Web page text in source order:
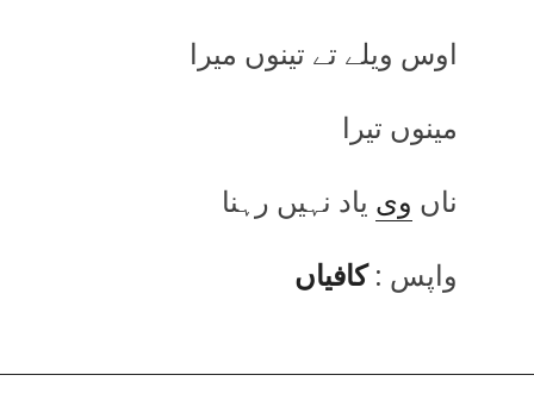
اوس ویلے تے تینوں میرا
مینوں تیرا
ناں وی یاد نہیں رہنا
واپس :کافیاں